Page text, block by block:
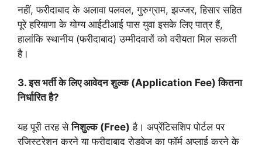
नहीं, फरीदाबाद के अलावा पलवल, गुरुग्राम, झज्जर, हिसार सहित
पूरे हरियाणा के योग्य आईटीआई पास युवा इसके लिए पात्र हैं,
हालांकि स्थानीय (फरीदाबाद) उम्मीदवारों को वरीयता मिल सकती
है।
3. इस भर्ती के लिए आवेदन शुल्क (Application Fee) कितना
निर्धारित है?
यह पूरी तरह सेनिशुल्क (Free) है। अप्रेंटिसशिप पोर्टल पर
रजिस्ट्रेशन करने या फरीदाबाद रोडवेज का फॉर्म अप्लाई करने के